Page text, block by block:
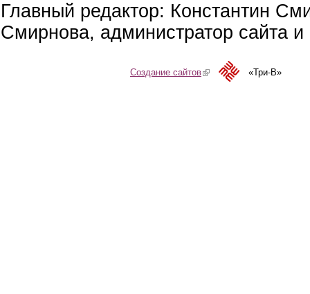
Главный редактор: Константин
Смирнова, администратор сайта
Создание сайтов(link is external)«Три-В»